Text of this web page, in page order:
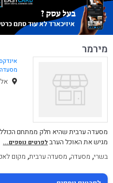
מירמר
מסעדה ערבית שהיא חלק ממתחם
מגיש את האוכל הערבלפרטים נוספים...
בשרי, מסעדה, מסעדה ערבית, מקום